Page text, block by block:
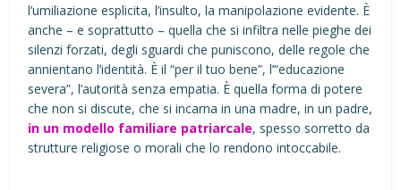
l’umiliazione esplicita, l’insulto, la manipolazione evidente. È
anche – e soprattutto – quella che si infiltra nelle pieghe dei
silenzi forzati, degli sguardi che puniscono, delle regole che
annientano l’identità. È il “per il tuo bene”, l’“educazione
severa”, l’autorità senza empatia. È quella forma di potere
che non si discute, che si incarna in una madre, in un padre,
in un modello familiare patriarcale, spesso sorretto da
strutture religiose o morali che lo rendono intoccabile.